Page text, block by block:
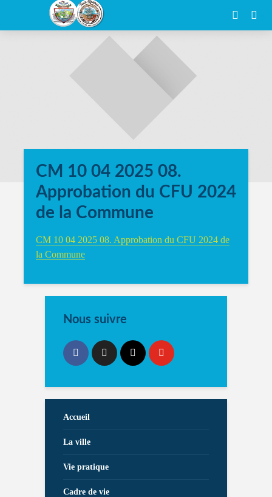
CM 10 04 2025 08.
Approbation du CFU 2024
de la Commune
CM 10 04 2025 08. Approbation du CFU 2024 de
la Commune
Nous suivre
Accueil
La ville
Vie pratique
Cadre de vie